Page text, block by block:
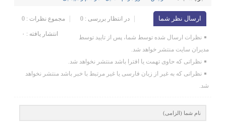
ارسال نظر شما مجموع نظرات : 0 در انتظار بررسی : 0
انتشار یافته : ۰
نظرات ارسال شده توسط شما، پس از تایید توسط
مدیران سایت منتشر خواهد شد.
نظراتی که حاوی تهمت یا افترا باشد منتشر نخواهد شد.
نظراتی که به غیر از زبان فارسی یا غیر مرتبط با خبر باشد منتشر نخواهد
شد.